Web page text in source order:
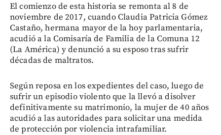
El comienzo de esta historia se remonta al 8 de
noviembre de 2017, cuando Claudia Patricia Gómez
Castaño, hermana mayor de la hoy parlamentaria,
acudió a la Comisaría de Familia de la Comuna 12
(La América) y denunció a su esposo tras sufrir
décadas de maltratos.
Según reposa en los expedientes del caso, luego de
sufrir un episodio violento que la llevó a disolver
definitivamente su matrimonio, la mujer de 40 años
acudió a las autoridades para solicitar una medida
de protección por violencia intrafamiliar.